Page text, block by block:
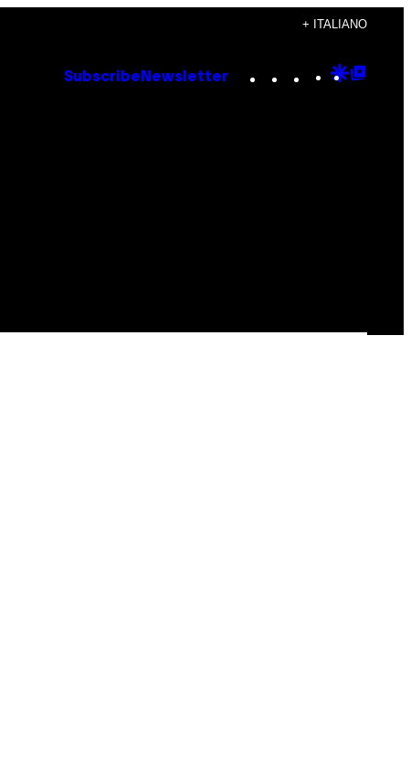
+ ITALIANO
Subscribe Newsletter Instagram
TikTok
YouTube
Google